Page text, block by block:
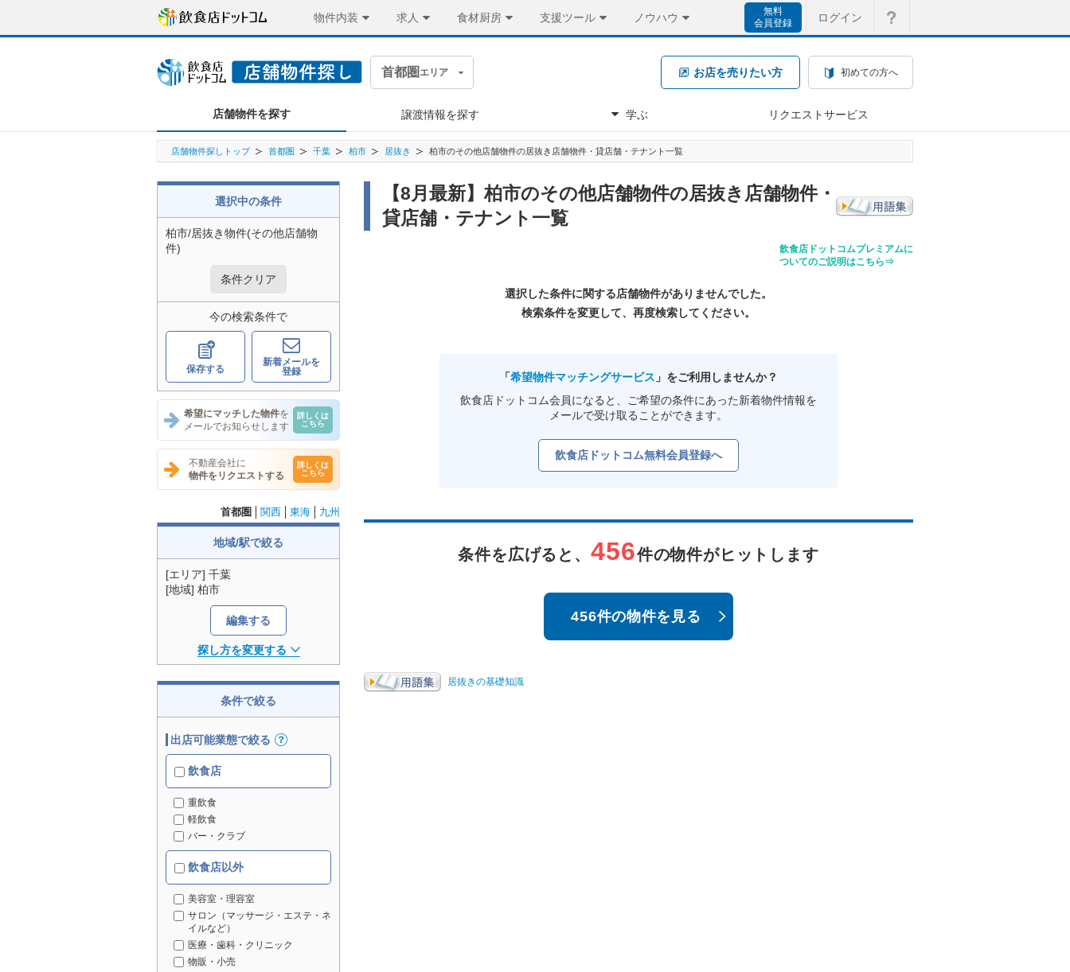
物件内装 求人 食材厨房 支援ツール ノウハウ
無料
会員登録
ログイン
首都圏 エリア お店を売りたい方 初めての方へ
店舗物件を探す 譲渡情報を探す 学ぶ リクエストサービス
店舗物件探しトップ 首都圏 千葉 柏市 居抜き 柏市のその他店舗物件の居抜き店舗物件・貸店舗・テナント一覧
選択中の条件
柏市/居抜き物件(その他店舗物
件)
条件クリア
今の検索条件で
保存する
新着メールを
登録
希望にマッチした物件を
メールでお知らせします
詳しくは
こちら
不動産会社に
物件をリクエストする
詳しくは
こちら
首都圏 関西 東海 九州
地域/駅で絞る
[エリア] 千葉
[地域] 柏市
編集する
探し方を変更する
条件で絞る
出店可能業態で絞る
飲食店
重飲食
軽飲食
バー・クラブ
飲食店以外
美容室・理容室
サロン（マッサージ・エステ・ネ
イルなど）
医療・歯科・クリニック
物販・小売
【8月最新】柏市のその他店舗物件の居抜き店舗物件・
貸店舗・テナント一覧
飲食店ドットコムプレミアムに
ついてのご説明はこちら⇒
選択した条件に関する店舗物件がありませんでした。
検索条件を変更して、再度検索してください。
「希望物件マッチングサービス 」をご利用しませんか？
飲食店ドットコム会員になると、ご希望の条件にあった新着物件情報を
メールで受け取ることができます。
飲食店ドットコム無料会員登録へ
条件を広げると、 456件の物件がヒットします
456件の物件を見る
居抜きの基礎知識